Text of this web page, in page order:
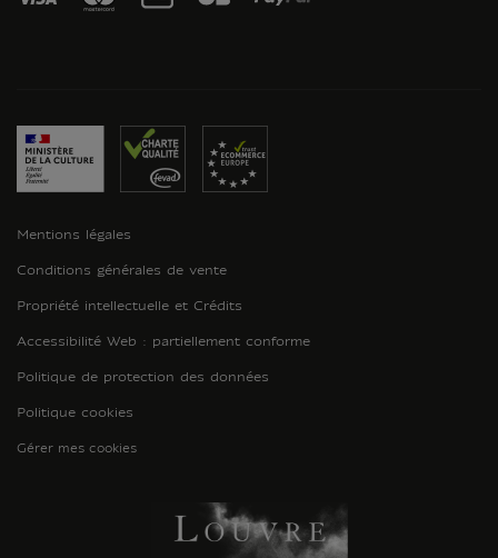
Mentions légales
Conditions générales de vente
Propriété intellectuelle et Crédits
Accessibilité Web : partiellement conforme
Politique de protection des données
Politique cookies
Gérer mes cookies